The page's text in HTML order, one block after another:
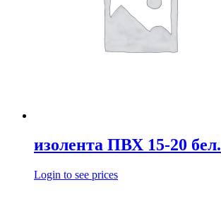
изолента ПВХ 15-20 бел.
Login to see prices